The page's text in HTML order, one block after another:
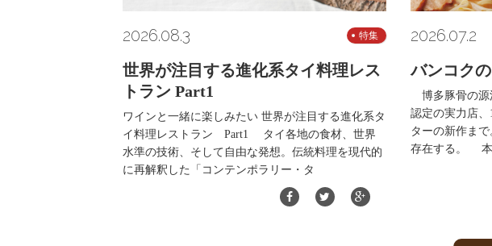
2026.08.3 特集
世界が注目する進化系タイ料理レス
トラン Part1
ワインと一緒に楽しみたい 世界が注目する進化系タ
イ料理レストラン Part1 タイ各地の食材、世界
水準の技術、そして自由な発想。伝統料理を現代的
に再解釈した「コンテンポラリー・タ
2026.07.2
バンコク
博多豚骨の源
認定の実力店、
ターの新作ま
存在する。 本